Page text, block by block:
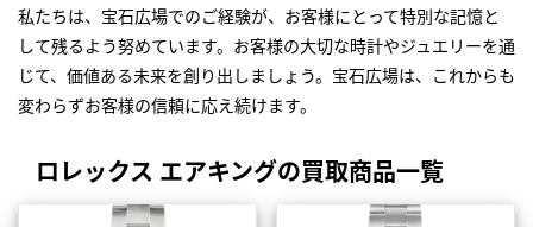
私たちは、宝石広場でのご経験が、お客様にとって特別な記憶と
して残るよう努めています。お客様の大切な時計やジュエリーを通
じて、価値ある未来を創り出しましょう。宝石広場は、これからも
変わらずお客様の信頼に応え続けます。
ロレックス エアキングの買取商品一覧